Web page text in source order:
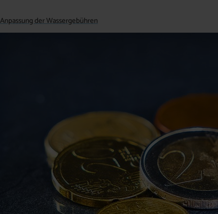
Anpassung der Wassergebühren